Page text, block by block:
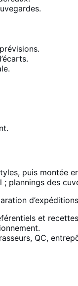
puis montée
plannings des
et
QC,